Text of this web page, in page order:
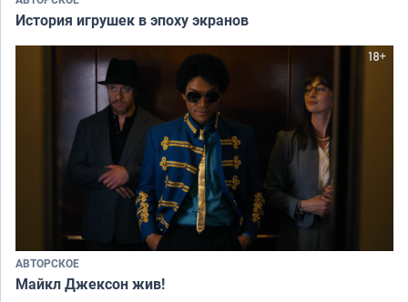
История игрушек в эпоху экранов
АВТОРСКОЕ
Майкл Джексон жив!